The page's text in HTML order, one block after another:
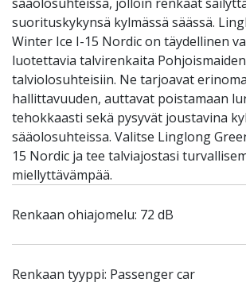
suorituskykynsä kylmässä säässä.
Winter Ice I-15 Nordic on täydellinen
luotettavia talvirenkaita Pohjoismaiden
talviolosuhteisiin. Ne tarjoavat
hallittavuuden, auttavat poistamaan
tehokkaasti sekä pysyvät joustavina
sääolosuhteissa. Valitse Linglong
15 Nordic ja tee talviajostasi
miellyttävämpää.
Renkaan ohiajomelu: 72 dB
Renkaan tyyppi: Passenger car